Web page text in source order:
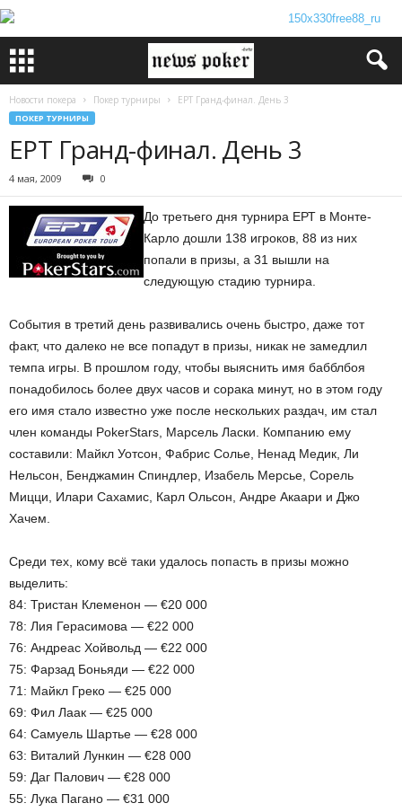
Новости покера Покер турниры EPT Гранд-финал. День 3
ПОКЕР ТУРНИРЫ
EPT Гранд-финал. День 3
4 мая, 2009 0
До третьего дня турнира ЕРТ в Монте-
Карло дошли 138 игроков, 88 из них
попали в призы, а 31 вышли на
следующую стадию турнира.
События в третий день развивались очень быстро, даже тот
факт, что далеко не все попадут в призы, никак не замедлил
темпа игры. В прошлом году, чтобы выяснить имя бабблбоя
понадобилось более двух часов и сорака минут, но в этом году
его имя стало известно уже после нескольких раздач, им стал
член команды PokerStars, Марсель Ласки. Компанию ему
составили: Майкл Уотсон, Фабрис Солье, Ненад Медик, Ли
Нельсон, Бенджамин Спиндлер, Изабель Мерсье, Сорель
Мицци, Илари Сахамис, Карл Ольсон, Андре Акаари и Джо
Хачем.
Среди тех, кому всё таки удалось попасть в призы можно
выделить:
84: Тристан Клеменон — €20 000
78: Лия Герасимова — €22 000
76: Андреас Хойвольд — €22 000
75: Фарзад Боньяди — €22 000
71: Майкл Греко — €25 000
69: Фил Лаак — €25 000
64: Самуель Шартье — €28 000
63: Виталий Лункин — €28 000
59: Даг Палович — €28 000
55: Лука Пагано — €31 000